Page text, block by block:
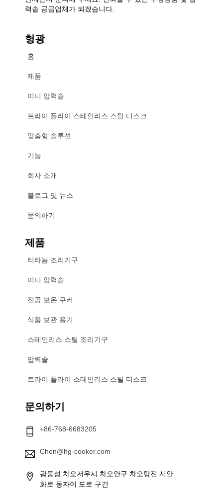
력솥 공급업체가 되겠습니다.
헝광
홈
제품
미니 압력솥
트라이 플라이 스테인리스 스틸 디스크
맞춤형 솔루션
기능
회사 소개
블로그 및 뉴스
문의하기
제품
티타늄 조리기구
미니 압력솥
진공 보온 쿠커
식품 보관 용기
스테인리스 스틸 조리기구
압력솥
트라이 플라이 스테인리스 스틸 디스크
문의하기
+86-768-6683205
Chen@hg-cooker.com
광둥성 차오저우시 차오안구 차오탕진 시안
화로 동자이 도로 구간